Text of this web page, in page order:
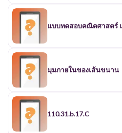
แบบทดสอบคณิตศาสตร์
มุมภายในของเส้นขนาน
110.31.b.17.C